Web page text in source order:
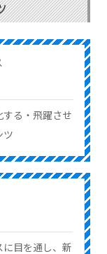
する・飛躍させ
ツ
目を通し、新